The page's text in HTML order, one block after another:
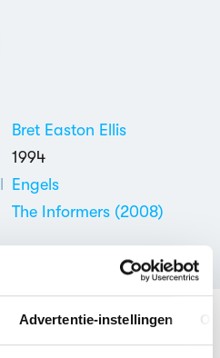
Advertentie-instellingen
Bret Easton Ellis
1994
Engels
The Informers (2008)